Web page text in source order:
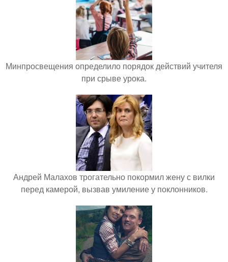
Минпросвещения определило порядок действий учителя
при срыве урока.
Андрей Малахов трогательно покормил жену с вилки
перед камерой, вызвав умиление у поклонников.